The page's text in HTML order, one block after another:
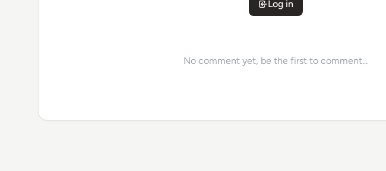
Log in
No comment yet, be the first to comment...